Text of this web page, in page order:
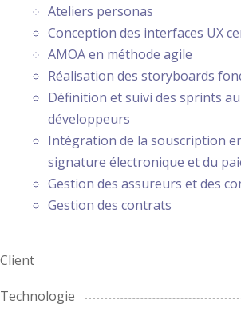
Ateliers personas
Conception des interfaces UX
AMOA en méthode agile
Réalisation des storyboards
Définition et suivi des sprints
développeurs
Intégration de la souscription
signature électronique et du
Gestion des assureurs et des
Gestion des contrats
Client
Technologie